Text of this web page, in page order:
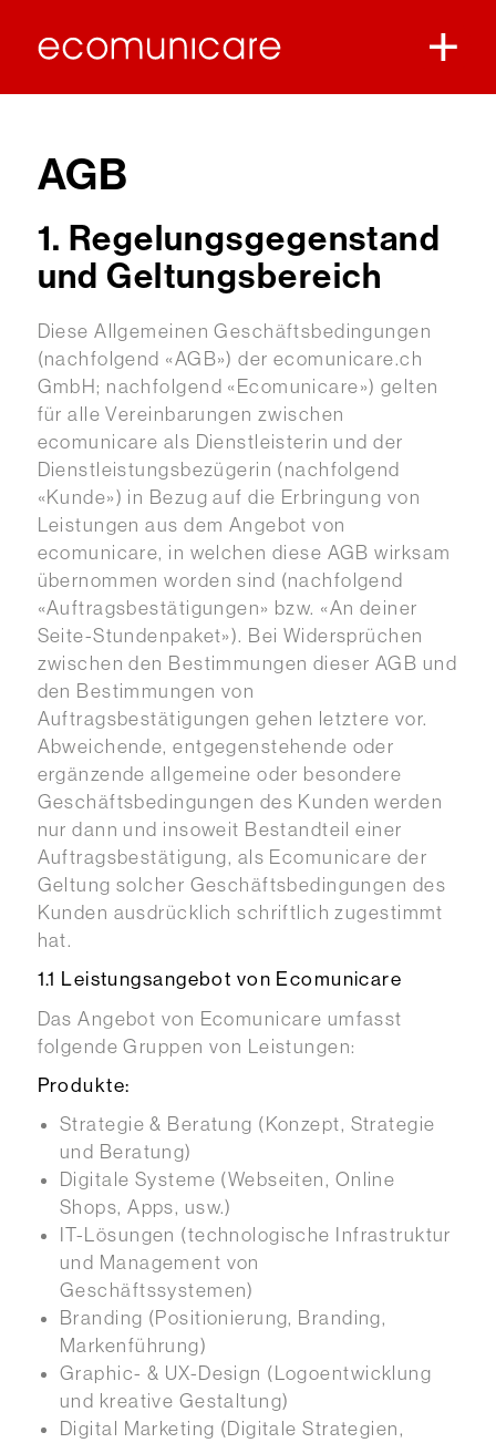
AGB
1. Regelungsgegenstand
und Geltungsbereich
Diese Allgemeinen Geschäftsbedingungen
(nachfolgend «AGB») der ecomunicare.ch
GmbH; nachfolgend «Ecomunicare») gelten
für alle Vereinbarungen zwischen
ecomunicare als Dienstleisterin und der
Dienstleistungsbezügerin (nachfolgend
«Kunde») in Bezug auf die Erbringung von
Leistungen aus dem Angebot von
ecomunicare, in welchen diese AGB wirksam
übernommen worden sind (nachfolgend
«Auftragsbestätigungen» bzw. «An deiner
Seite-Stundenpaket»). Bei Widersprüchen
zwischen den Bestimmungen dieser AGB und
den Bestimmungen von
Auftragsbestätigungen gehen letztere vor.
Abweichende, entgegenstehende oder
ergänzende allgemeine oder besondere
Geschäftsbedingungen des Kunden werden
nur dann und insoweit Bestandteil einer
Auftragsbestätigung, als Ecomunicare der
Geltung solcher Geschäftsbedingungen des
Kunden ausdrücklich schriftlich zugestimmt
hat.
1.1 Leistungsangebot von Ecomunicare
Das Angebot von Ecomunicare umfasst
folgende Gruppen von Leistungen:
Produkte:
Strategie & Beratung (Konzept, Strategie
und Beratung)
Digitale Systeme (Webseiten, Online
Shops, Apps, usw.)
IT-Lösungen (technologische Infrastruktur
und Management von
Geschäftssystemen)
Branding (Positionierung, Branding,
Markenführung)
Graphic- & UX-Design (Logoentwicklung
und kreative Gestaltung)
Digital Marketing (Digitale Strategien,